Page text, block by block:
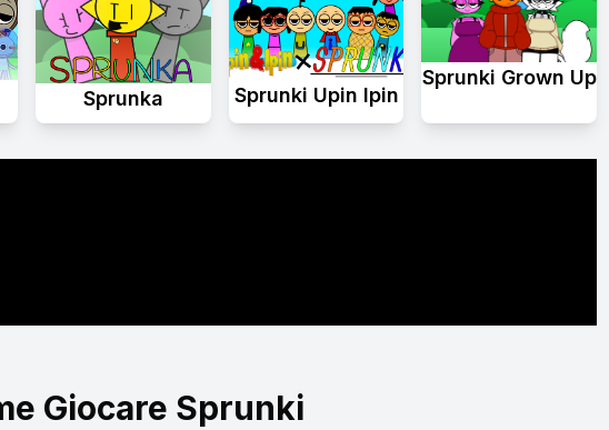
Sprunka Sprunki Upin Ipin
Sprunki Grown Up
Giocare Sprunki